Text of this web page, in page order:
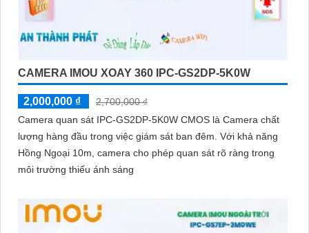
CAMERA IMOU XOAY 360 IPC-GS2DP-5K0W
2,000,000 ₫
2,700,000 ₫
Camera quan sát IPC-GS2DP-5K0W CMOS là Camera chất
lượng hàng đầu trong việc giám sát ban đêm. Với khả năng
Hồng Ngoại 10m, camera cho phép quan sát rõ ràng trong
môi trường thiếu ánh sáng